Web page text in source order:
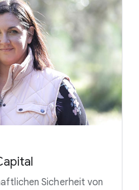
Sicherheit von